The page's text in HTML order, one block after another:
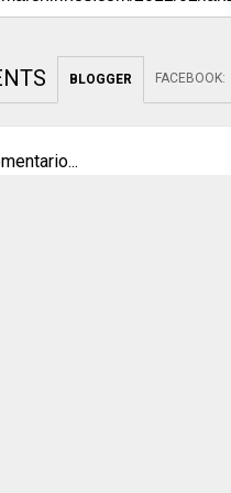
BLOGGER FACEBOOK: